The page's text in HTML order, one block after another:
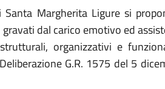
Santa Margherita Ligure si
dal carico emotivo ed
organizzativi e
G.R. 1575 del 5